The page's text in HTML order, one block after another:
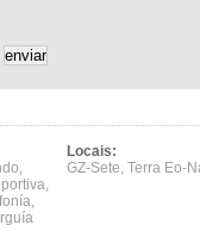
,
,
,
Locais:
GZ-Sete, Terra Eo-